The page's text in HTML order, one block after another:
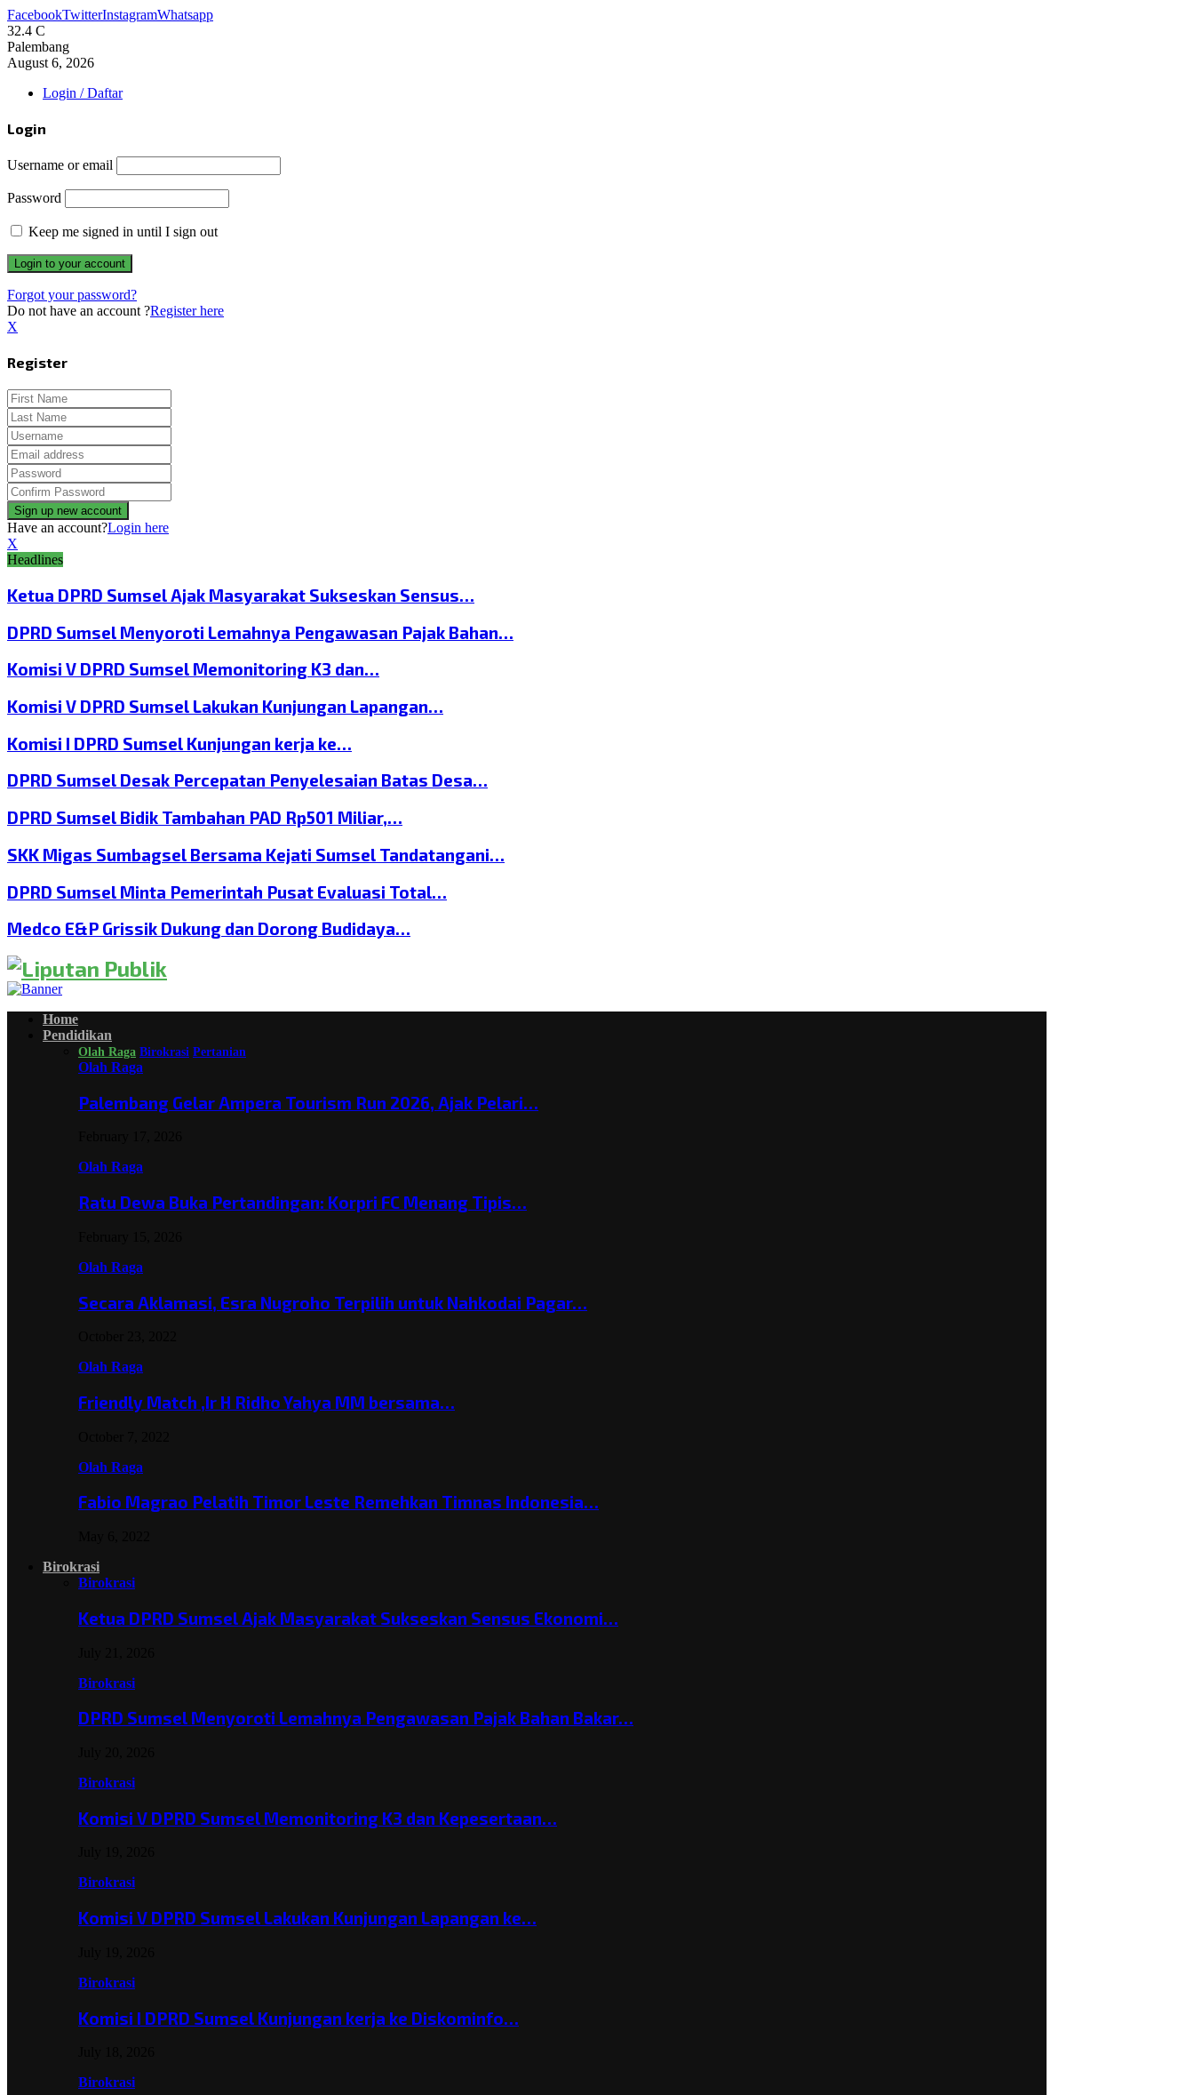
FacebookTwitterInstagramWhatsapp
32.4 C
Palembang
August 6, 2026
Login / Daftar
Login
Username or email
Password
Keep me signed in until I sign out
Forgot your password?
Do not have an account ?Register here
X
Register
Have an account?Login here
X
Headlines
Ketua DPRD Sumsel Ajak Masyarakat Sukseskan Sensus…
DPRD Sumsel Menyoroti Lemahnya Pengawasan Pajak Bahan…
Komisi V DPRD Sumsel Memonitoring K3 dan…
Komisi V DPRD Sumsel Lakukan Kunjungan Lapangan…
Komisi I DPRD Sumsel Kunjungan kerja ke…
DPRD Sumsel Desak Percepatan Penyelesaian Batas Desa…
DPRD Sumsel Bidik Tambahan PAD Rp501 Miliar,…
SKK Migas Sumbagsel Bersama Kejati Sumsel Tandatangani…
DPRD Sumsel Minta Pemerintah Pusat Evaluasi Total…
Medco E&P Grissik Dukung dan Dorong Budidaya…
Home
Pendidikan
Olah Raga Birokrasi Pertanian
Olah Raga
Palembang Gelar Ampera Tourism Run 2026, Ajak Pelari…
Olah Raga
Ratu Dewa Buka Pertandingan: Korpri FC Menang Tipis…
Olah Raga
Secara Aklamasi, Esra Nugroho Terpilih untuk Nahkodai Pagar…
Olah Raga
Friendly Match ,Ir H Ridho Yahya MM bersama…
Olah Raga
Fabio Magrao Pelatih Timor Leste Remehkan Timnas Indonesia…
Birokrasi
Birokrasi
Ketua DPRD Sumsel Ajak Masyarakat Sukseskan Sensus Ekonomi…
Birokrasi
DPRD Sumsel Menyoroti Lemahnya Pengawasan Pajak Bahan Bakar…
Birokrasi
Komisi V DPRD Sumsel Memonitoring K3 dan Kepesertaan…
Birokrasi
Komisi V DPRD Sumsel Lakukan Kunjungan Lapangan ke…
Birokrasi
Komisi I DPRD Sumsel Kunjungan kerja ke Diskominfo…
Birokrasi